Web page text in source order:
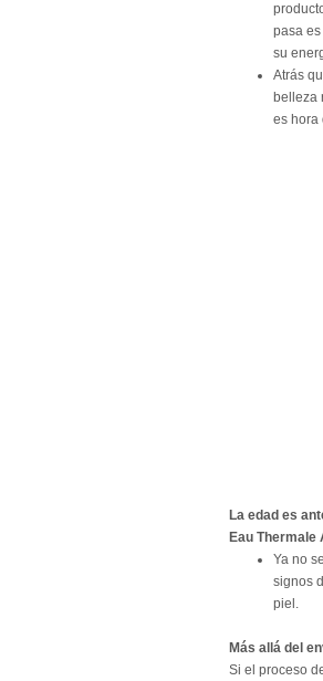
pasa
su
Atrás
belleza
es hora
La edad es
Eau Thermale
Ya no
signos
piel.
Más allá del
Si el proceso